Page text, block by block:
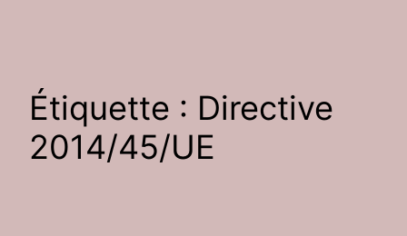
Étiquette : Directive
2014/45/UE